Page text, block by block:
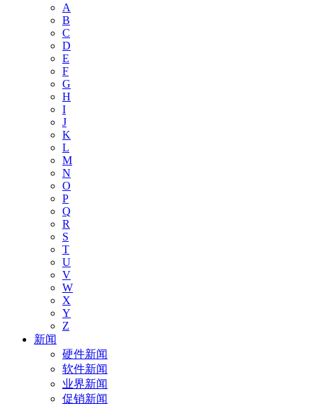
A
B
C
D
E
F
G
H
I
J
K
L
M
N
O
P
Q
R
S
T
U
V
W
X
Y
Z
新闻
硬件新闻
软件新闻
业界新闻
促销新闻